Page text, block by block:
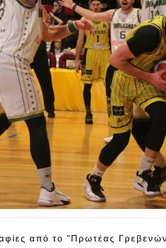
από το "Πρωτέας